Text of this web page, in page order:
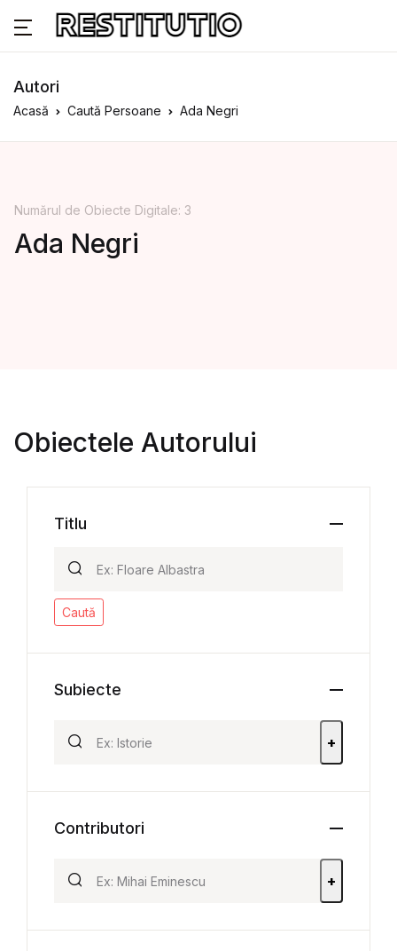
Autori
Acasă Caută Persoane Ada Negri
Numărul de Obiecte Digitale: 3
Ada Negri
Obiectele Autorului
Titlu
Caută
Subiecte
+
Contributori
+